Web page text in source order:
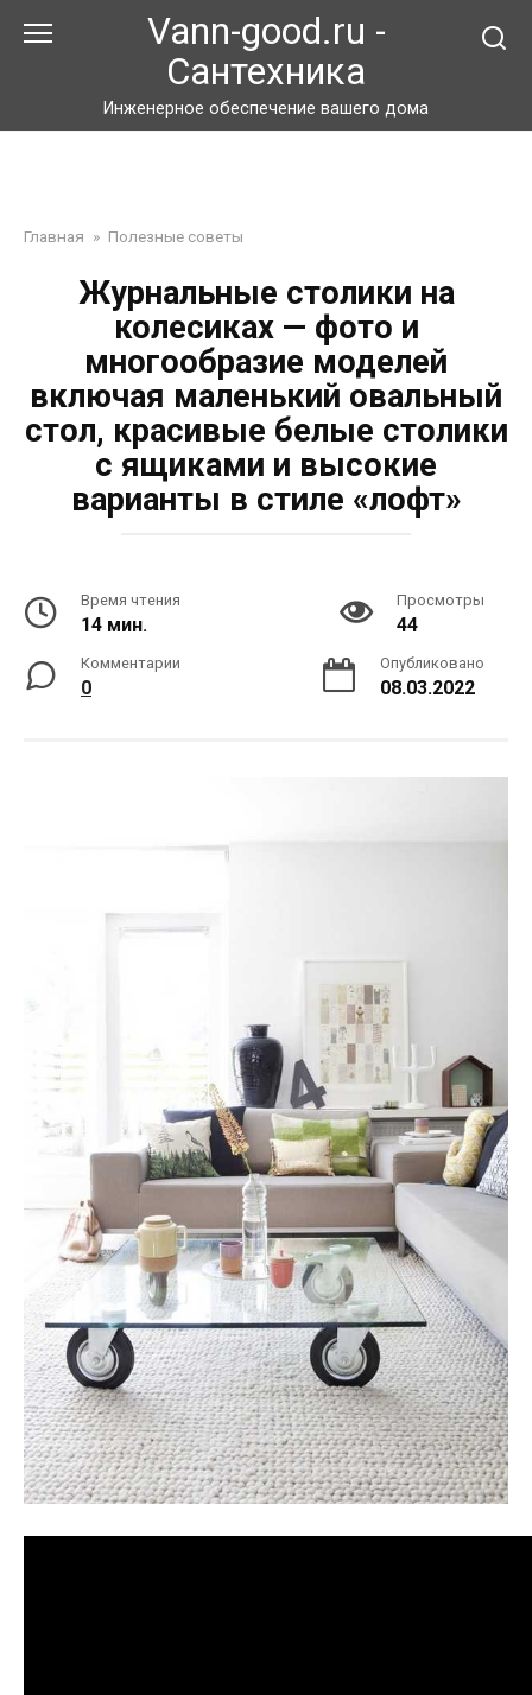
Vann-good.ru -
Сантехника
Инженерное обеспечение вашего дома
Главная » Полезные советы
Журнальные столики на
колесиках — фото и
многообразие моделей
включая маленький овальный
стол, красивые белые столики
с ящиками и высокие
варианты в стиле «лофт»
Время чтения
14 мин.
Просмотры
44
Комментарии
0
Опубликовано
08.03.2022